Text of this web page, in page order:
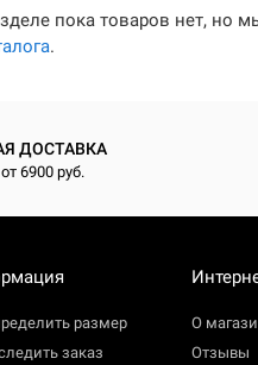
пока товаров нет, но
.
ДОСТАВКА
6900 руб.
размер
заказ
О
Отзывы